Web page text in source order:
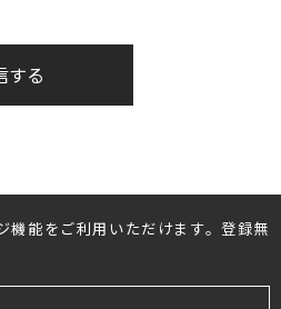
する
機能をご利用いただけます。登録無